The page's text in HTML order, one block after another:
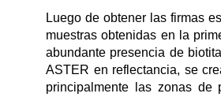
Luego de obtener las firmas
muestras obtenidas en la
abundante presencia de
ASTER en reflectancia, se
principalmente las zonas de